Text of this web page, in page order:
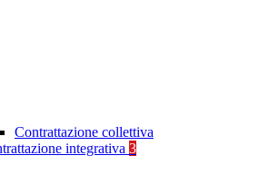
Contrattazione collettiva
integrativa 3